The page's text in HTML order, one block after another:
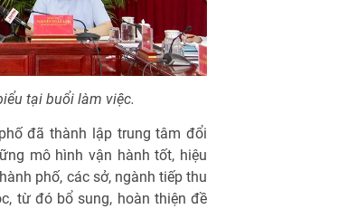
tại buổi làm việc.
đã thành lập trung tâm đổi
mô hình vận hành tốt, hiệu
phố, các sở, ngành tiếp thu
từ đó bổ sung, hoàn thiện đề